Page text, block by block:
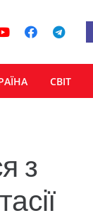
СВІТ
з